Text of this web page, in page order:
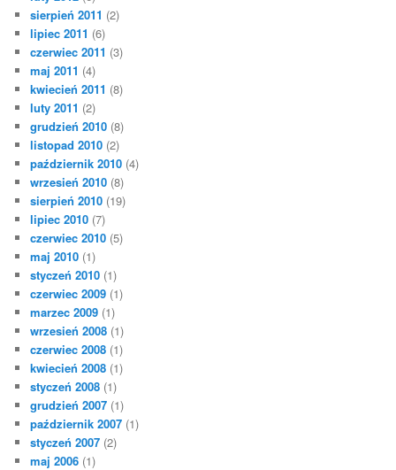
sierpień 2011 (2)
lipiec 2011 (6)
czerwiec 2011 (3)
maj 2011 (4)
kwiecień 2011 (8)
luty 2011 (2)
grudzień 2010 (8)
listopad 2010 (2)
październik 2010 (4)
wrzesień 2010 (8)
sierpień 2010 (19)
lipiec 2010 (7)
czerwiec 2010 (5)
maj 2010 (1)
styczeń 2010 (1)
czerwiec 2009 (1)
marzec 2009 (1)
wrzesień 2008 (1)
czerwiec 2008 (1)
kwiecień 2008 (1)
styczeń 2008 (1)
grudzień 2007 (1)
październik 2007 (1)
styczeń 2007 (2)
maj 2006 (1)